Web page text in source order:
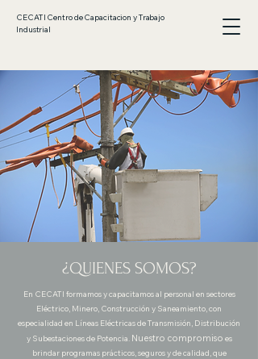
CECATI Centro de Capacitacion y Trabajo
Industrial
¿QUIENES SOMOS?
En CECATI formamos y capacitamos al personal en sectores
Eléctrico, Minero, Construcción y Saneamiento, con
especialidad en Líneas Eléctricas de Transmisión, Distribución
y Subestaciones de Potencia. Nuestro compromiso es
brindar programas prácticos, seguros y de calidad, que